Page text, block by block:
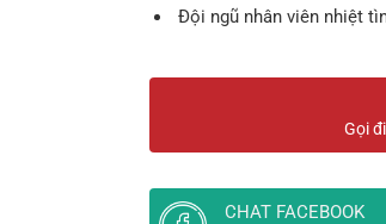
Đội ngũ nhân viên nhiệt
Gọi
CHAT FACEBOOK